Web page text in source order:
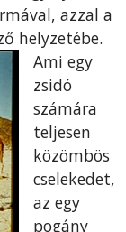
azzal a
helyzetébe.
Ami egy
zsidó
számára
teljesen
közömbös
cselekedet,
az egy
pogány